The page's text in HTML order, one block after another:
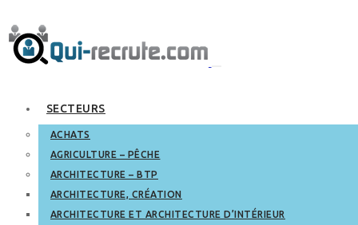
SECTEURS
ACHATS
AGRICULTURE – PÊCHE
ARCHITECTURE – BTP
ARCHITECTURE, CRÉATION
ARCHITECTURE ET ARCHITECTURE D’INTÉRIEUR